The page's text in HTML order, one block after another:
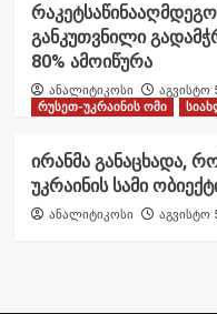
განკუთვნილი
80% ამოიწურა
ანალიტიკოსი
აგვისტო
რუსეთ-უკრაინის ომი
ირანმა განაცხადა,
უკრაინის სამი
ანალიტიკოსი აგვისტო